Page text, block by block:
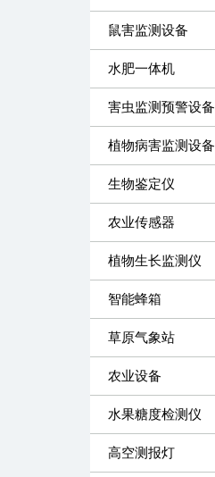
鼠害监测设备
水肥一体机
害虫监测预警设备
植物病害监测设备
生物鉴定仪
农业传感器
植物生长监测仪
智能蜂箱
草原气象站
农业设备
水果糖度检测仪
高空测报灯